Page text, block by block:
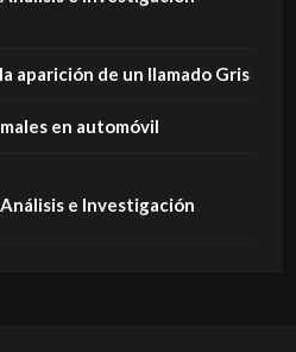
aparición de un llamado Gris
en automóvil
e Investigación